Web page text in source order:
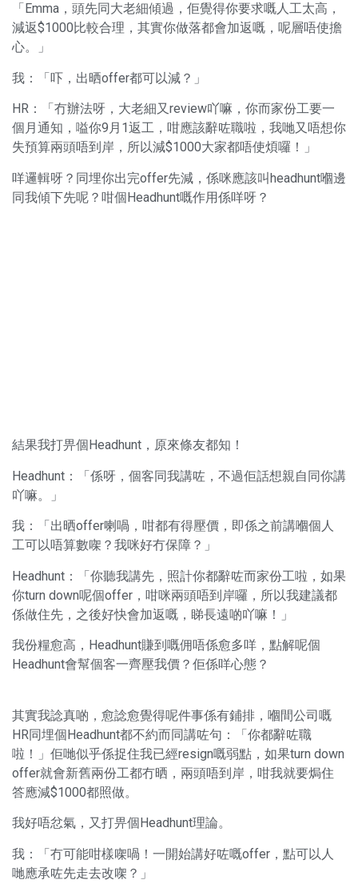
「Emma，頭先同大老細傾過，佢覺得你要求嘅人工太高，
減返$1000比較合理，其實你做落都會加返嘅，呢層唔使擔
心。」
我：「吓，出晒offer都可以減？」
HR：「冇辦法呀，大老細又review吖嘛，你而家份工要一
個月通知，嗌你9月1返工，咁應該辭咗職啦，我哋又唔想你
失預算兩頭唔到岸，所以減$1000大家都唔使煩囉！」
咩邏輯呀？同埋你出完offer先減，係咪應該叫headhunt嗰邊
同我傾下先呢？咁個Headhunt嘅作用係咩呀？
結果我打畀個Headhunt，原來條友都知！
Headhunt：「係呀，個客同我講咗，不過佢話想親自同你講
吖嘛。」
我：「出晒offer喇喎，咁都有得壓價，即係之前講嗰個人
工可以唔算數㗎？我咪好冇保障？」
Headhunt：「你聽我講先，照計你都辭咗而家份工啦，如果
你turn down呢個offer，咁咪兩頭唔到岸囉，所以我建議都
係做住先，之後好快會加返嘅，睇長遠啲吖嘛！」
我份糧愈高，Headhunt賺到嘅佣唔係愈多咩，點解呢個
Headhunt會幫個客一齊壓我價？佢係咩心態？
其實我諗真啲，愈諗愈覺得呢件事係有鋪排，嗰間公司嘅
HR同埋個Headhunt都不約而同講咗句：「你都辭咗職
啦！」佢哋似乎係捉住我已經resign嘅弱點，如果turn down
offer就會新舊兩份工都冇晒，兩頭唔到岸，咁我就要焗住
答應減$1000都照做。
我好唔忿氣，又打畀個Headhunt理論。
我：「冇可能咁樣㗎喎！一開始講好咗嘅offer，點可以人
哋應承咗先走去改㗎？」